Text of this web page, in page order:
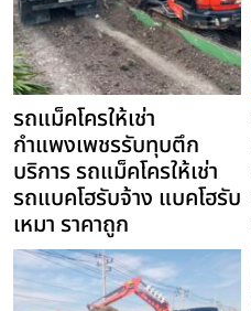
รถแม็คโครให้เช่า
กำแพงเพชรรับทุบตึก
บริการ รถแม็คโครให้เช่า
รถแบคโฮรับจ้าง แบคโฮรับ
เหมา ราคาถูก